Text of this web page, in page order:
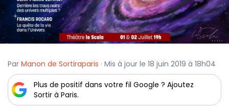
Par Manon de Sortiraparis · Mis à jour le 18 juin 2019 à 18h04
Plus de positif dans votre fil Google ? Ajoutez
Sortir à Paris.